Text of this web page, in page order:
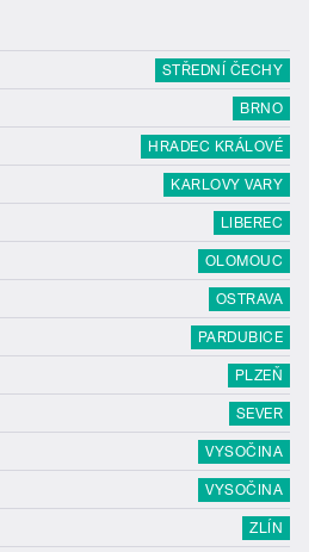
STŘEDNÍ ČECHY
BRNO
HRADEC KRÁLOVÉ
KARLOVY VARY
LIBEREC
OLOMOUC
OSTRAVA
PARDUBICE
PLZEŇ
SEVER
VYSOČINA
VYSOČINA
ZLÍN